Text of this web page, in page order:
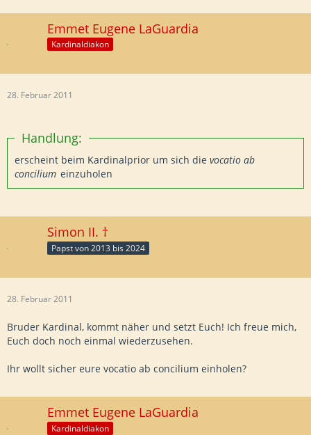
Emmet Eugene LaGuardia
Kardinaldiakon
28. Februar 2011
Handlung:
erscheint beim Kardinalprior um sich die vocatio ab
concilium einzuholen
Simon II. †
Papst von 2013 bis 2024
28. Februar 2011
Bruder Kardinal, kommt näher und setzt Euch! Ich freue mich,
Euch doch noch einmal wiederzusehen.
Ihr wollt sicher eure vocatio ab concilium einholen?
Emmet Eugene LaGuardia
Kardinaldiakon